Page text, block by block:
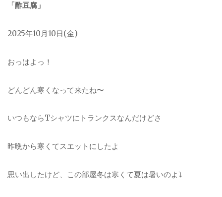
「酢豆腐」
2025年10月10日(金)
おっはよっ！
どんどん寒くなって来たね〜
いつもならTシャツにトランクスなんだけどさ
昨晩から寒くてスエットにしたよ
思い出したけど、この部屋冬は寒くて夏は暑いのよ⤵︎